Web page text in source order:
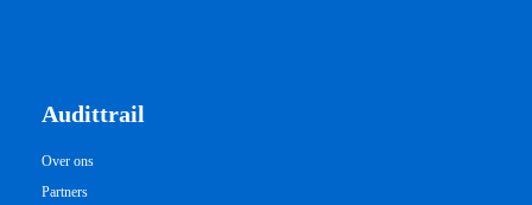
Audittrail
Over ons
Partners